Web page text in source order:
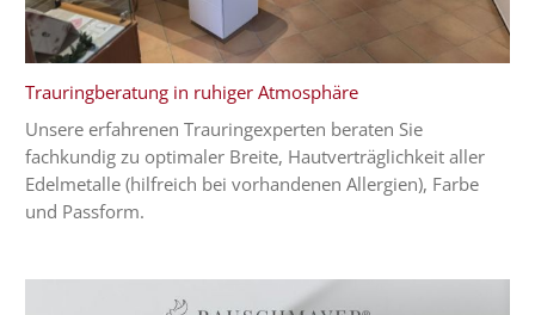
Trauringberatung in ruhiger Atmosphäre
Unsere erfahrenen Trauringexperten beraten Sie
fachkundig zu optimaler Breite, Hautverträglichkeit aller
Edelmetalle (hilfreich bei vorhandenen Allergien), Farbe
und Passform.